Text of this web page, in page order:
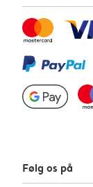
Følg os på